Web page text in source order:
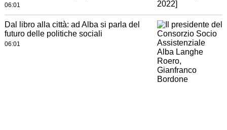
06:01
Dal libro alla città: ad Alba si parla del
futuro delle politiche sociali
06:01